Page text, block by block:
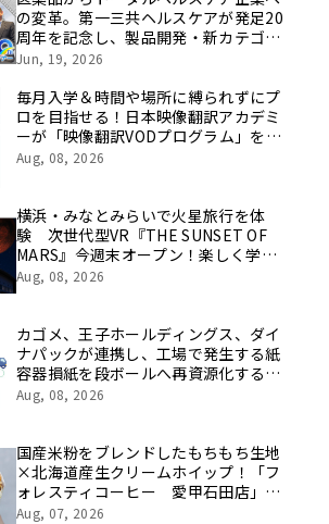
の変革。第一三共ヘルスケアが発足20
周年を記念し、製品開発・新カテゴリ
挑戦の舞台や旧社統合時のエピソード
像を公開！
Jun, 19, 2026
毎月入学＆時間や場所に縛られずにプ
ロを目指せる！日本映像翻訳アカデミ
ーが「映像翻訳VODプログラム」を
2026年10月より開講！
Aug, 08, 2026
横浜・みなとみらいで火星旅行を体
験 次世代型VR『THE SUNSET OF
MARS』今週末オープン！楽しく学べ
るパネル展やワークショップなど関連
Aug, 08, 2026
カゴメ、王子ホールディングス、ダイ
ナパックが連携し、工場で発生する紙
容器損紙を段ボールへ再資源化する実
証を開始
Aug, 08, 2026
国産米粉をブレンドしたもちもち生地
×北海道産生クリームホイップ！「フ
ォレスティコーヒー 愛甲石田店」に
て、８月１７日（月）からクレープ販
Aug, 07, 2026